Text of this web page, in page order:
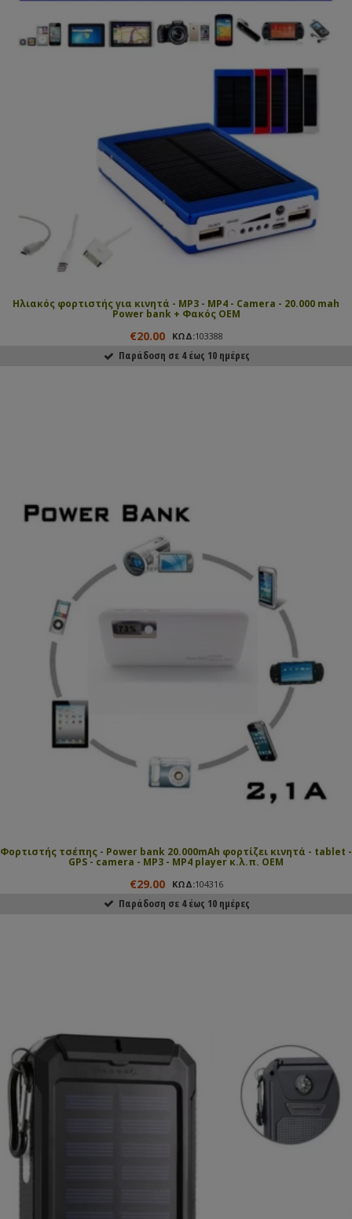
Ηλιακός φορτιστής για κινητά - MP3 - MP4 - Camera - 20.000 mah
Power bank + Φακός ΟΕΜ
€20.00 ΚΩΔ:103388
Παράδοση σε 4 έως 10 ημέρες
Φορτιστής τσέπης - Power bank 20.000mAh φορτίζει κινητά - tablet -
GPS - camera - MP3 - MP4 player κ.λ.π. OEM
€29.00 ΚΩΔ:104316
Παράδοση σε 4 έως 10 ημέρες